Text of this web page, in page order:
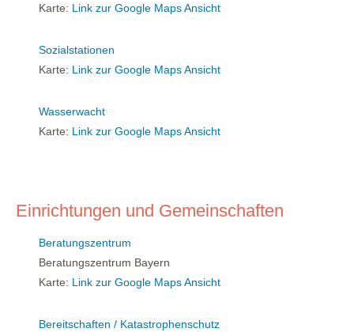
Karte: Link zur Google Maps Ansicht
Sozialstationen
Karte: Link zur Google Maps Ansicht
Wasserwacht
Karte: Link zur Google Maps Ansicht
Einrichtungen und Gemeinschaften
Beratungszentrum
Beratungszentrum Bayern
Karte: Link zur Google Maps Ansicht
Bereitschaften / Katastrophenschutz